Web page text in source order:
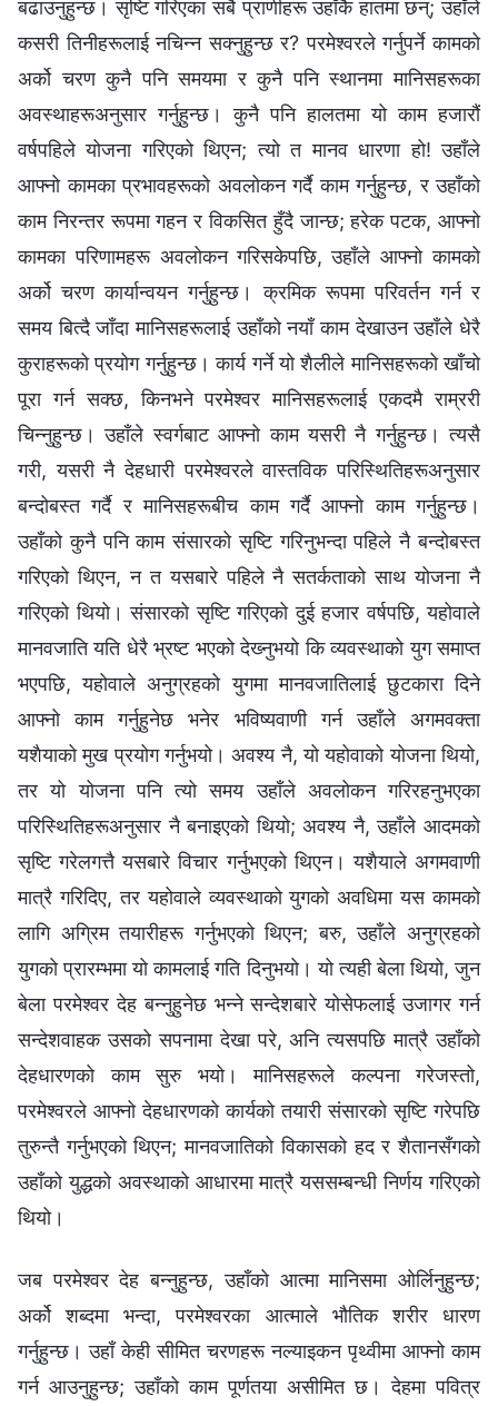
बढाउनुहुन्छ। सृष्टि गरिएका सबै प्राणीहरू उहाँकै हातमा छन्; उहाँले
कसरी तिनीहरूलाई नचिन्‍न सक्‍नुहुन्छ र? परमेश्‍वरले गर्नुपर्ने कामको
अर्को चरण कुनै पनि समयमा र कुनै पनि स्थानमा मानिसहरूका
अवस्थाहरूअनुसार गर्नुहुन्छ। कुनै पनि हालतमा यो काम हजारौं
वर्षपहिले योजना गरिएको थिएन; त्यो त मानव धारणा हो! उहाँले
आफ्‍नो कामका प्रभावहरूको अवलोकन गर्दै काम गर्नुहुन्छ, र उहाँको
काम निरन्तर रूपमा गहन र विकसित हुँदै जान्छ; हरेक पटक, आफ्नो
कामका परिणामहरू अवलोकन गरिसकेपछि, उहाँले आफ्‍नो कामको
अर्को चरण कार्यान्वयन गर्नुहुन्छ। क्रमिक रूपमा परिवर्तन गर्न र
समय बित्दै जाँदा मानिसहरूलाई उहाँको नयाँ काम देखाउन उहाँले धेरै
कुराहरूको प्रयोग गर्नुहुन्छ। कार्य गर्ने यो शैलीले मानिसहरूको खाँचो
पूरा गर्न सक्छ, किनभने परमेश्‍वर मानिसहरूलाई एकदमै राम्ररी
चिन्‍नुहुन्छ। उहाँले स्वर्गबाट आफ्‍नो काम यसरी नै गर्नुहुन्छ। त्यसै
गरी, यसरी नै देहधारी परमेश्‍वरले वास्तविक परिस्‍थितिहरूअनुसार
बन्दोबस्त गर्दै र मानिसहरूबीच काम गर्दै आफ्‍नो काम गर्नुहुन्छ।
उहाँको कुनै पनि काम संसारको सृष्टि गरिनुभन्दा पहिले नै बन्दोबस्त
गरिएको थिएन, न त यसबारे पहिले नै सतर्कताको साथ योजना नै
गरिएको थियो। संसारको सृष्टि गरिएको दुई हजार वर्षपछि, यहोवाले
मानवजाति यति धेरै भ्रष्ट भएको देख्‍नुभयो कि व्यवस्थाको युग समाप्त
भएपछि, यहोवाले अनुग्रहको युगमा मानवजातिलाई छुटकारा दिने
आफ्‍नो काम गर्नुहुनेछ भनेर भविष्यवाणी गर्न उहाँले अगमवक्ता
यशैयाको मुख प्रयोग गर्नुभयो। अवश्य नै, यो यहोवाको योजना थियो,
तर यो योजना पनि त्यो समय उहाँले अवलोकन गरिरहनुभएका
परिस्‍थितिहरूअनुसार नै बनाइएको थियो; अवश्य नै, उहाँले आदमको
सृष्टि गरेलगत्तै यसबारे विचार गर्नुभएको थिएन। यशैयाले अगमवाणी
मात्रै गरिदिए, तर यहोवाले व्यवस्थाको युगको अवधिमा यस कामको
लागि अग्रिम तयारीहरू गर्नुभएको थिएन; बरु, उहाँले अनुग्रहको
युगको प्रारम्‍भमा यो कामलाई गति दिनुभयो। यो त्यही बेला थियो, जुन
बेला परमेश्‍वर देह बन्‍नुहुनेछ भन्‍ने सन्देशबारे योसेफलाई उजागर गर्न
सन्देशवाहक उसको सपनामा देखा परे, अनि त्यसपछि मात्रै उहाँको
देहधारणको काम सुरु भयो। मानिसहरूले कल्‍पना गरेजस्तो,
परमेश्‍वरले आफ्‍नो देहधारणको कार्यको तयारी संसारको सृष्टि गरेपछि
तुरुन्तै गर्नुभएको थिएन; मानवजातिको विकासको हद र शैतानसँगको
उहाँको युद्धको अवस्थाको आधारमा मात्रै यससम्बन्धी निर्णय गरिएको
थियो।
जब परमेश्‍वर देह बन्‍नुहुन्छ, उहाँको आत्मा मानिसमा ओर्लिनुहुन्छ;
अर्को शब्‍दमा भन्दा, परमेश्‍वरका आत्माले भौतिक शरीर धारण
गर्नुहुन्छ। उहाँ केही सीमित चरणहरू नल्याइकन पृथ्वीमा आफ्‍नो काम
गर्न आउनुहुन्छ; उहाँको काम पूर्णतया असीमित छ। देहमा पवित्र